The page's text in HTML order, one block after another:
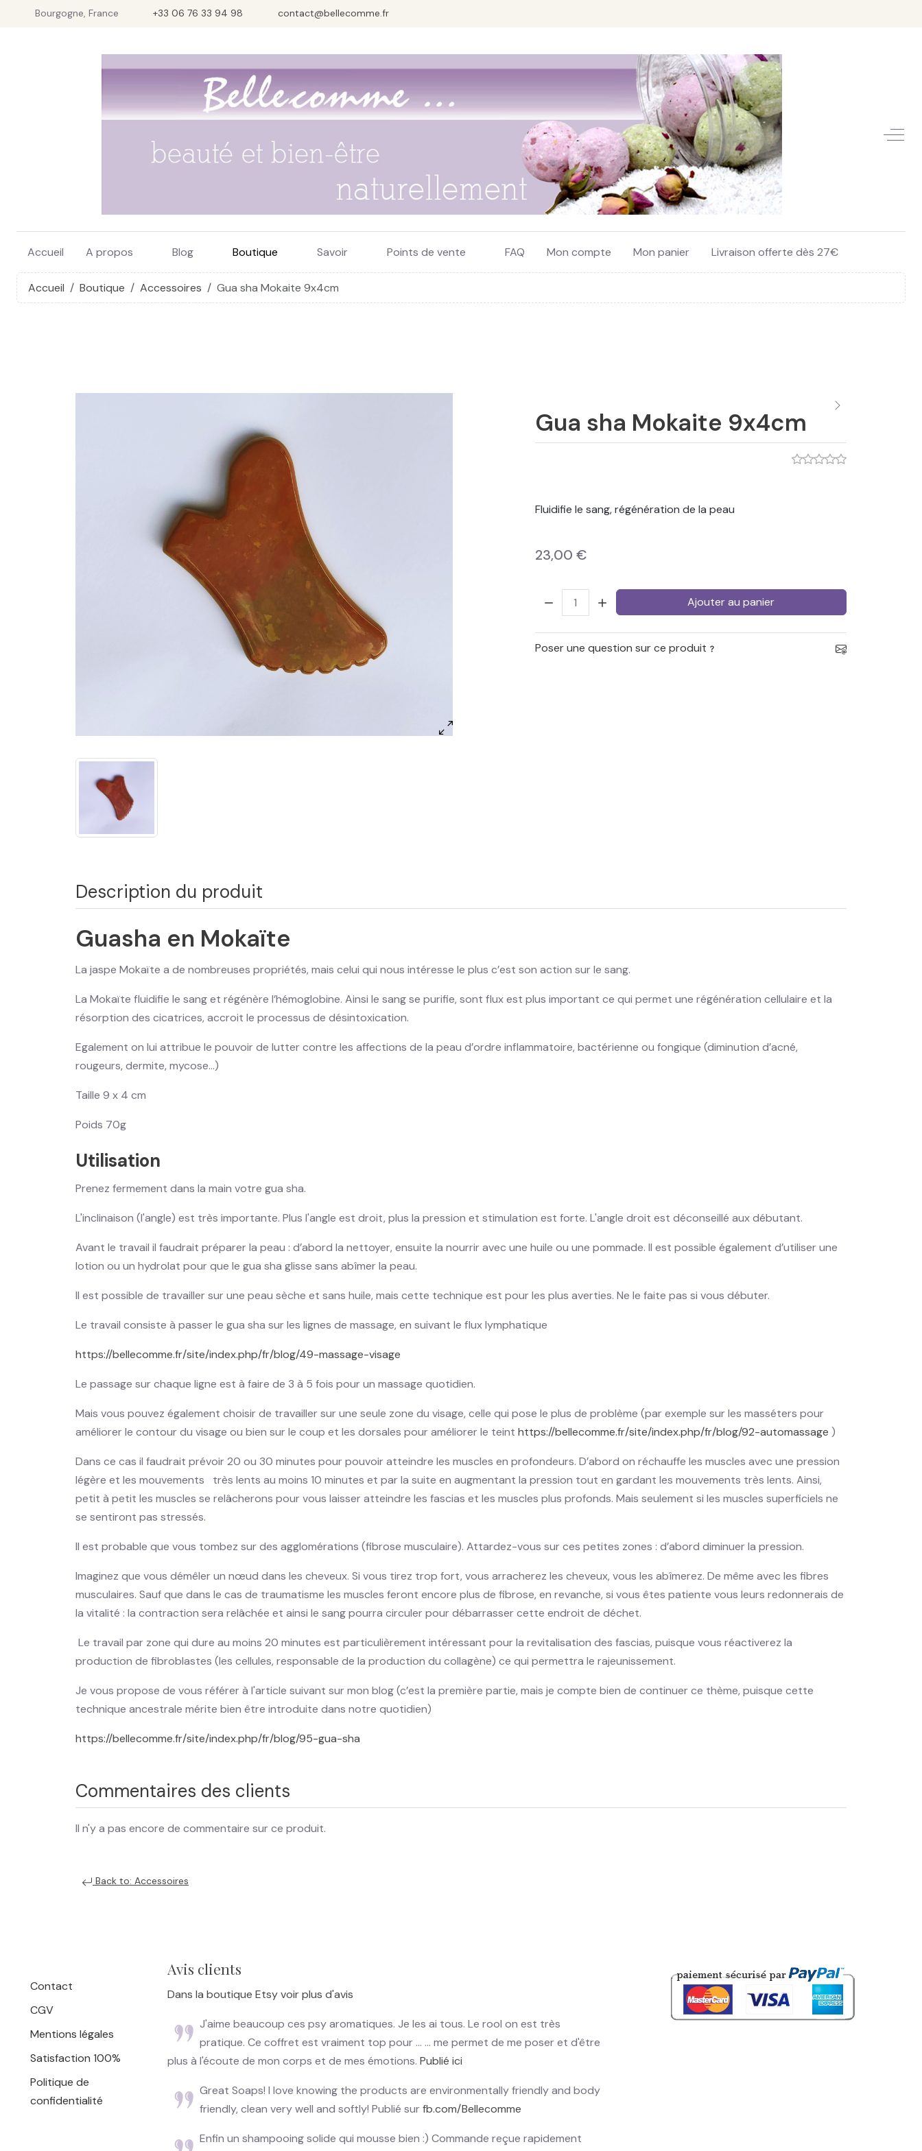
Bourgogne, France +33 06 76 33 94 98 contact@bellecomme.fr
Off-
Accueil A propos Blog Boutique Savoir Points de vente FAQ Mon compte Mon panier Livraison offerte dès 27€
Accueil Boutique Accessoires Gua sha Mokaite 9x4cm
Gua sha Mokaite 9x4cm
Fluidifie le sang, régénération de la peau
23,00 €
Quantité: Ajouter au panier
Poser une question sur ce produit
Description du produit
Guasha en Mokaïte
La jaspe Mokaïte a de nombreuses propriétés, mais celui qui nous intéresse le plus c’est son action sur le sang.
La Mokaïte fluidifie le sang et régénère l’hémoglobine. Ainsi le sang se purifie, sont flux est plus important ce qui permet une régénération cellulaire et la
résorption des cicatrices, accroit le processus de désintoxication.
Egalement on lui attribue le pouvoir de lutter contre les affections de la peau d’ordre inflammatoire, bactérienne ou fongique (diminution d’acné,
rougeurs, dermite, mycose…)
Taille 9 x 4 cm
Poids 70g
Utilisation
Prenez fermement dans la main votre gua sha.
L'inclinaison (l'angle) est très importante. Plus l'angle est droit, plus la pression et stimulation est forte. L'angle droit est déconseillé aux débutant.
Avant le travail il faudrait préparer la peau : d’abord la nettoyer, ensuite la nourrir avec une huile ou une pommade. Il est possible également d’utiliser une
lotion ou un hydrolat pour que le gua sha glisse sans abîmer la peau.
Il est possible de travailler sur une peau sèche et sans huile, mais cette technique est pour les plus averties. Ne le faite pas si vous débuter.
Le travail consiste à passer le gua sha sur les lignes de massage, en suivant le flux lymphatique
https://bellecomme.fr/site/index.php/fr/blog/49-massage-visage
Le passage sur chaque ligne est à faire de 3 à 5 fois pour un massage quotidien.
Mais vous pouvez également choisir de travailler sur une seule zone du visage, celle qui pose le plus de problème (par exemple sur les masséters pour
améliorer le contour du visage ou bien sur le coup et les dorsales pour améliorer le teint https://bellecomme.fr/site/index.php/fr/blog/92-automassage )
Dans ce cas il faudrait prévoir 20 ou 30 minutes pour pouvoir atteindre les muscles en profondeurs. D’abord on réchauffe les muscles avec une pression
légère et les mouvements très lents au moins 10 minutes et par la suite en augmentant la pression tout en gardant les mouvements très lents. Ainsi,
petit à petit les muscles se relâcherons pour vous laisser atteindre les fascias et les muscles plus profonds. Mais seulement si les muscles superficiels ne
se sentiront pas stressés.
Il est probable que vous tombez sur des agglomérations (fibrose musculaire). Attardez-vous sur ces petites zones : d’abord diminuer la pression.
Imaginez que vous démêler un nœud dans les cheveux. Si vous tirez trop fort, vous arracherez les cheveux, vous les abîmerez. De même avec les fibres
musculaires. Sauf que dans le cas de traumatisme les muscles feront encore plus de fibrose, en revanche, si vous êtes patiente vous leurs redonnerais de
la vitalité : la contraction sera relâchée et ainsi le sang pourra circuler pour débarrasser cette endroit de déchet.
Le travail par zone qui dure au moins 20 minutes est particulièrement intéressant pour la revitalisation des fascias, puisque vous réactiverez la
production de fibroblastes (les cellules, responsable de la production du collagène) ce qui permettra le rajeunissement.
Je vous propose de vous référer à l'article suivant sur mon blog (c’est la première partie, mais je compte bien de continuer ce thème, puisque cette
technique ancestrale mérite bien être introduite dans notre quotidien)
https://bellecomme.fr/site/index.php/fr/blog/95-gua-sha
Commentaires des clients
Il n'y a pas encore de commentaire sur ce produit.
Back to: Accessoires
Contact
CGV
Mentions légales
Satisfaction 100%
Politique de
confidentialité
Avis clients
Dans la boutique Etsy voir plus d'avis
J'aime beaucoup ces psy aromatiques. Je les ai tous. Le rool on est très
pratique. Ce coffret est vraiment top pour ... ... me permet de me poser et d'être
plus à l'écoute de mon corps et de mes émotions. Publié ici
Great Soaps! I love knowing the products are environmentally friendly and body
friendly, clean very well and softly! Publié surfb.com/Bellecomme
Enfin un shampooing solide qui mousse bien :) Commande reçue rapidement